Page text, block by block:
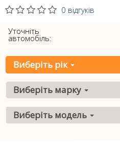
0 відгуків
Уточніть
автомобіль:
Виберіть рік
Виберіть марку
Виберіть модель